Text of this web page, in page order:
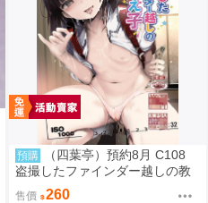
預購
（四葉亭）預約8月 C108
盗撮したファインダー越しの教
え子 なまもななせ
售價 260